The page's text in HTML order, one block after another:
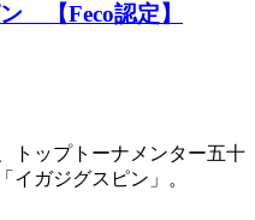
【Feco認定】
トップトーナメンター五十
イガジグスピン」。